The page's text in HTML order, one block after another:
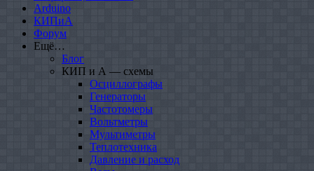
Arduino
КИПиА
Форум
Ещё…
Блог
КИП и А — схемы
Осциллографы
Генераторы
Частотомеры
Вольтметры
Мультиметры
Теплотехника
Давление и расход